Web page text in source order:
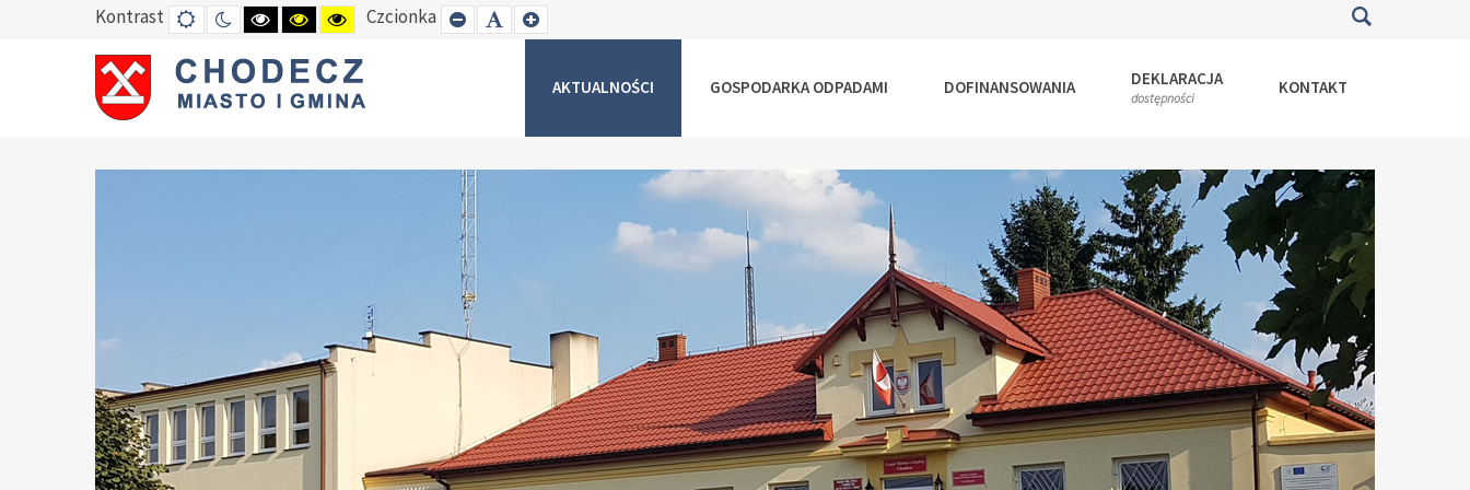
Kontrast DEFAULT
MODE
TRYB
NOCNY
HIGH
CONTRAST
BLACK
WHITE
MODE
HIGH
CONTRAST
BLACK
YELLOW
MODE
HIGH
CONTRAST
YELLOW
BLACK
MODE
Czcionka SET
SMALLER
SET
DEFAULT
SET
LARGER
AKTUALNOŚCI GOSPODARKA ODPADAMI DOFINANSOWANIA DEKLARACJA
dostępności KONTAKT